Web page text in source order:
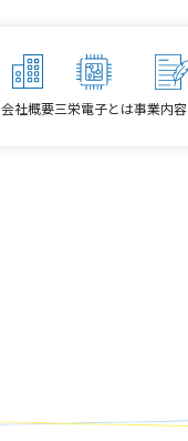
会社概要三栄電子とは事業内容